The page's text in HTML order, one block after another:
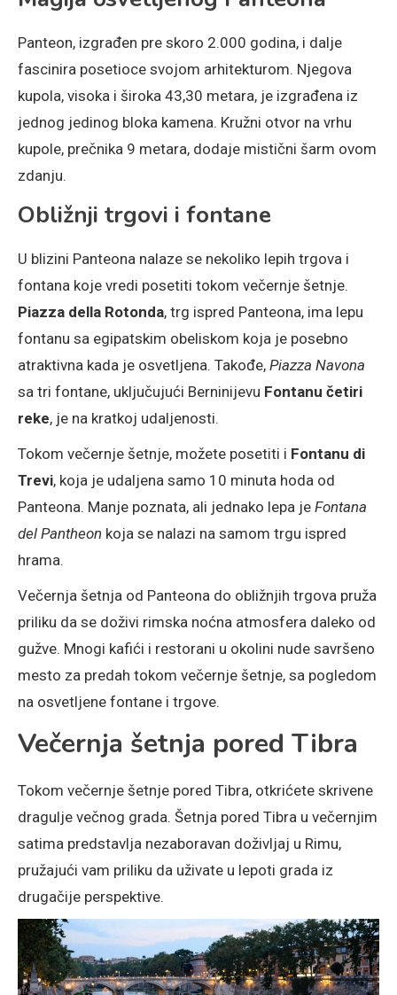
Panteon, izgrađen pre skoro 2.000 godina, i dalje
fascinira posetioce svojom arhitekturom. Njegova
kupola, visoka i široka 43,30 metara, je izgrađena iz
jednog jedinog bloka kamena. Kružni otvor na vrhu
kupole, prečnika 9 metara, dodaje mistični šarm ovom
zdanju.
Obližnji trgovi i fontane
U blizini Panteona nalaze se nekoliko lepih trgova i
fontana koje vredi posetiti tokom večernje šetnje.
Piazza della Rotonda, trg ispred Panteona, ima lepu
fontanu sa egipatskim obeliskom koja je posebno
atraktivna kada je osvetljena. Takođe, Piazza Navona
sa tri fontane, uključujući Berninijevu Fontanu četiri
reke, je na kratkoj udaljenosti.
Tokom večernje šetnje, možete posetiti i Fontanu di
Trevi, koja je udaljena samo 10 minuta hoda od
Panteona. Manje poznata, ali jednako lepa je Fontana
del Pantheon koja se nalazi na samom trgu ispred
hrama.
Večernja šetnja od Panteona do obližnjih trgova pruža
priliku da se doživi rimska noćna atmosfera daleko od
gužve. Mnogi kafići i restorani u okolini nude savršeno
mesto za predah tokom večernje šetnje, sa pogledom
na osvetljene fontane i trgove.
Večernja šetnja pored Tibra
Tokom večernje šetnje pored Tibra, otkrićete skrivene
dragulje večnog grada. Šetnja pored Tibra u večernjim
satima predstavlja nezaboravan doživljaj u Rimu,
pružajući vam priliku da uživate u lepoti grada iz
drugačije perspektive.